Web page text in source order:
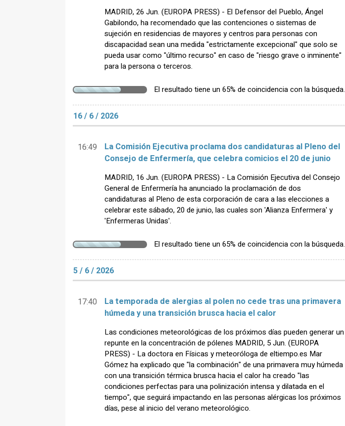
MADRID, 26 Jun. (EUROPA PRESS) - El Defensor del Pueblo, Ángel
Gabilondo, ha recomendado que las contenciones o sistemas de
sujeción en residencias de mayores y centros para personas con
discapacidad sean una medida "estrictamente excepcional" que solo se
pueda usar como "último recurso" en caso de "riesgo grave o inminente"
para la persona o terceros.
El resultado tiene un 65% de coincidencia con la búsqueda.
16 / 6 / 2026
16:49
La Comisión Ejecutiva proclama dos candidaturas al Pleno del
Consejo de Enfermería, que celebra comicios el 20 de junio
MADRID, 16 Jun. (EUROPA PRESS) - La Comisión Ejecutiva del Consejo
General de Enfermería ha anunciado la proclamación de dos
candidaturas al Pleno de esta corporación de cara a las elecciones a
celebrar este sábado, 20 de junio, las cuales son 'Alianza Enfermera' y
'Enfermeras Unidas'.
El resultado tiene un 65% de coincidencia con la búsqueda.
5 / 6 / 2026
17:40
La temporada de alergias al polen no cede tras una primavera
húmeda y una transición brusca hacia el calor
Las condiciones meteorológicas de los próximos días pueden generar un
repunte en la concentración de pólenes MADRID, 5 Jun. (EUROPA
PRESS) - La doctora en Físicas y meteoróloga de eltiempo.es Mar
Gómez ha explicado que "la combinación" de una primavera muy húmeda
con una transición térmica brusca hacia el calor ha creado "las
condiciones perfectas para una polinización intensa y dilatada en el
tiempo", que seguirá impactando en las personas alérgicas los próximos
días, pese al inicio del verano meteorológico.